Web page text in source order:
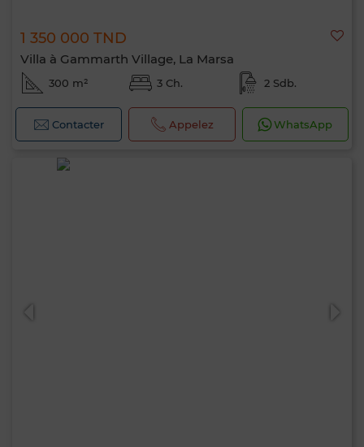
1 350 000 TND
Villa à Gammarth Village, La Marsa
300 m² 3 Ch. 2 Sdb.
Contacter Appelez WhatsApp